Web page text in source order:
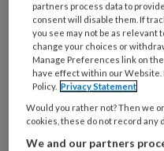
Ontvang iedere
Management
Weekoverzicht
Ja, ik geef
van
Springer Media
partners process data to
consent will disable them. If
you see may not be as relevant
change your choices or
Manage Preferences link on
have effect within our Website.
Policy. Privacy Statement
Would you rather not? Then we
cookies, these do not record any
We and our partners